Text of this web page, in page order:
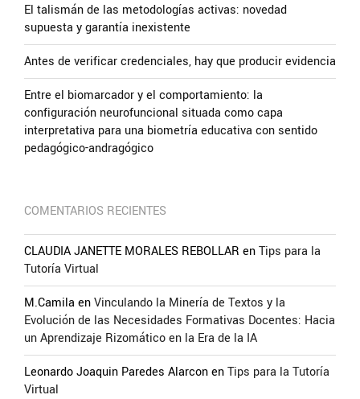
El talismán de las metodologías activas: novedad
supuesta y garantía inexistente
Antes de verificar credenciales, hay que producir evidencia
Entre el biomarcador y el comportamiento: la
configuración neurofuncional situada como capa
interpretativa para una biometría educativa con sentido
pedagógico-andragógico
COMENTARIOS RECIENTES
CLAUDIA JANETTE MORALES REBOLLAR enTips para la
Tutoría Virtual
M.Camila enVinculando la Minería de Textos y la
Evolución de las Necesidades Formativas Docentes: Hacia
un Aprendizaje Rizomático en la Era de la IA
Leonardo Joaquin Paredes AlarconenTips para la Tutoría
Virtual